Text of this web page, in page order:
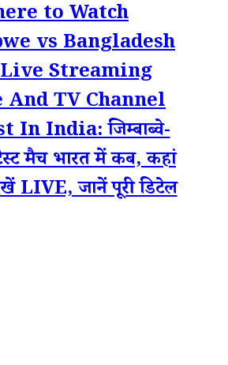
to Watch
vs Bangladesh
Streaming
TV Channel
In India: जिम्बाब्वे-
मैच भारत में कब, कहां
जानें पूरी डिटेल